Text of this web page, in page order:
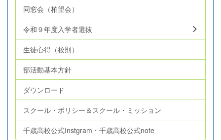
同窓会（柏望会）
令和９年度入学者選抜
生徒心得（校則）
部活動基本方針
ダウンロード
スクール・ポリシー＆スクール・ミッション
千歳高校公式Instgram・千歳高校公式note